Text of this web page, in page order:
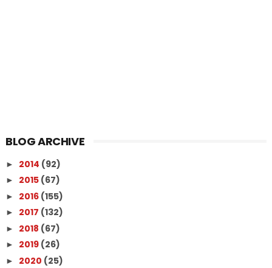
BLOG ARCHIVE
► 2014 (92)
► 2015 (67)
► 2016 (155)
► 2017 (132)
► 2018 (67)
► 2019 (26)
► 2020 (25)